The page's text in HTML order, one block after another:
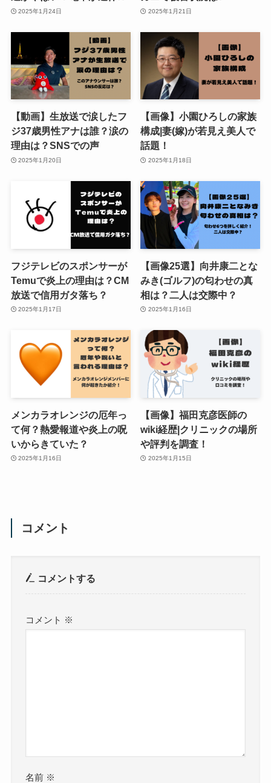
2025年1月24日 2025年1月21日
【動画】生放送で涙したフ
ジ37歳男性アナは誰？涙の
理由は？SNSでの声
2025年1月20日
【画像】小園ひろしの家族
構成|妻(嫁)が若見え美人で
話題！
2025年1月18日
フジテレビのスポンサーが
Temuで炎上の理由は？CM
放送で信用ガタ落ち？
2025年1月17日
【画像25選】向井康二とな
みき(ゴルフ)の匂わせの真
相は？二人は交際中？
2025年1月16日
メンカラオレンジの厄年っ
て何？熱愛報道や炎上の呪
いからきていた？
2025年1月16日
【画像】福田克彦医師の
wiki経歴|クリニックの場所
や評判を調査！
2025年1月15日
コメント
コメントする
コメント ※
名前 ※